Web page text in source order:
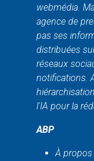
webmédia.
agence de
pas ses
distribuées
réseaux
notifications.
l'IA pour la
ABP
À propos